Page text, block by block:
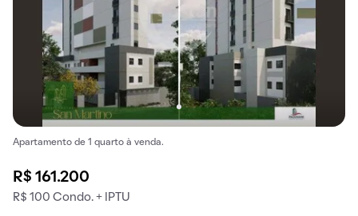
Apartamento de 1 quarto à venda.
R$ 161.200
R$ 100 Condo. + IPTU